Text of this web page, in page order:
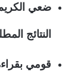
ضعي
النتائج
قومي